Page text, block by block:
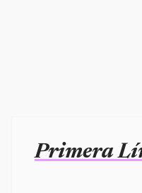
Primera